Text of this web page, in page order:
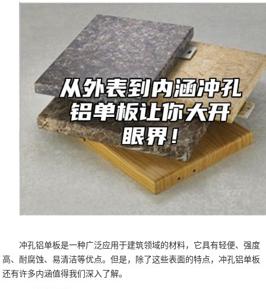
冲孔铝单板是一种广泛应用于建筑领域的材料，它具有轻便、强度
高、耐腐蚀、易清洁等优点。但是，除了这些表面的特点，冲孔铝单板
还有许多内涵值得我们深入了解。